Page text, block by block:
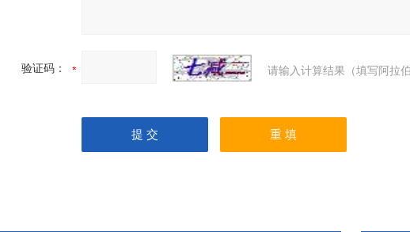
验证码： 请输入计算结果（填写阿拉